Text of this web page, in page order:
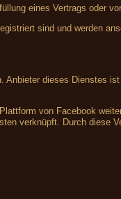
eines Vertrags oder
sind und werden
Anbieter dieses Dienstes
von Facebook
verknüpft. Durch diese